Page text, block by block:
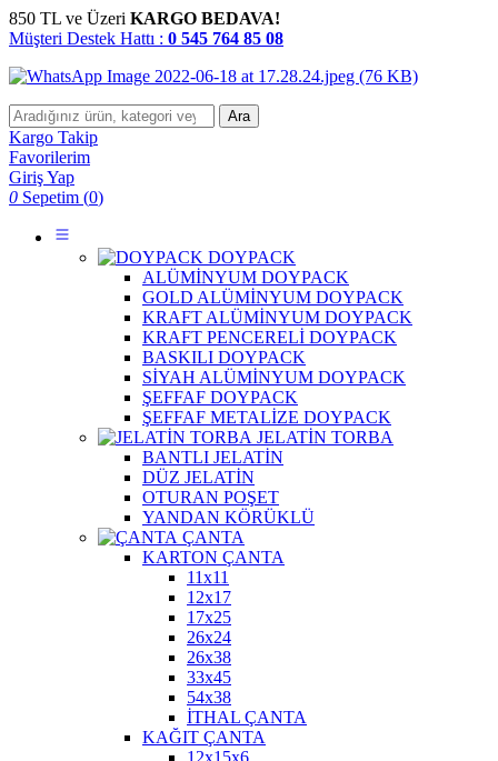
850 TL ve Üzeri KARGO BEDAVA!
Müşteri Destek Hattı : 0 545 764 85 08
Ara
Kargo Takip
Favorilerim
Giriş Yap
0 Sepetim (0)
DOYPACK
ALÜMİNYUM DOYPACK
GOLD ALÜMİNYUM DOYPACK
KRAFT ALÜMİNYUM DOYPACK
KRAFT PENCERELİ DOYPACK
BASKILI DOYPACK
SİYAH ALÜMİNYUM DOYPACK
ŞEFFAF DOYPACK
ŞEFFAF METALİZE DOYPACK
JELATİN TORBA
BANTLI JELATİN
DÜZ JELATİN
OTURAN POŞET
YANDAN KÖRÜKLÜ
ÇANTA
KARTON ÇANTA
11x11
12x17
17x25
26x24
26x38
33x45
54x38
İTHAL ÇANTA
KAĞIT ÇANTA
12x15x6